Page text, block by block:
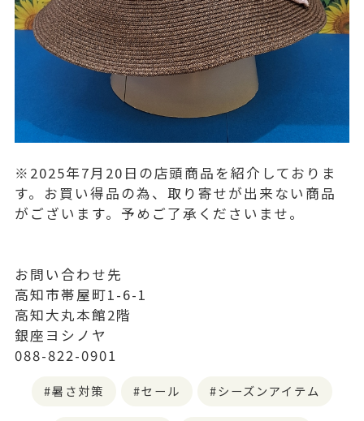
※2025年7月20日の店頭商品を紹介しておりま
す。お買い得品の為、取り寄せが出来ない商品
がございます。予めご了承くださいませ。
お問い合わせ先
高知市帯屋町1-6-1
高知大丸本館2階
銀座ヨシノヤ
088-822-0901
暑さ対策 セール シーズンアイテム